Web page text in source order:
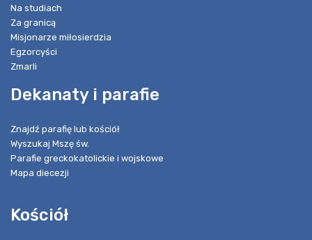
Na studiach
Za granicą
Misjonarze miłosierdzia
Egzorcyści
Zmarli
Dekanaty i parafie
Znajdź parafię lub kościół
Wyszukaj Mszę św.
Parafie greckokatolickie i wojskowe
Mapa diecezji
Kościół